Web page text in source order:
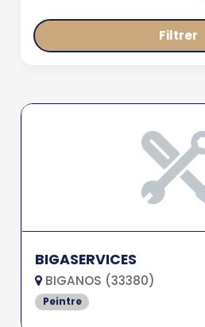
Filtrer
BIGASERVICES
BIGANOS (33380)
Peintre